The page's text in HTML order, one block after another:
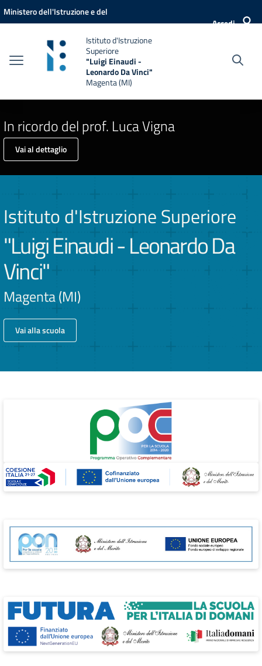
Vai ai contenuti
Vai al menu di navigazione
Vai al footer
Ministero dell'Istruzione e del
Accedi
Istituto d'Istruzione
Superiore
"Luigi Einaudi -
Leonardo Da Vinci"
Magenta (MI)
In ricordo del prof. Luca Vigna
Vai al dettaglio
Istituto d'Istruzione Superiore
"Luigi Einaudi - Leonardo Da
Vinci"
Magenta (MI)
Vai alla scuola